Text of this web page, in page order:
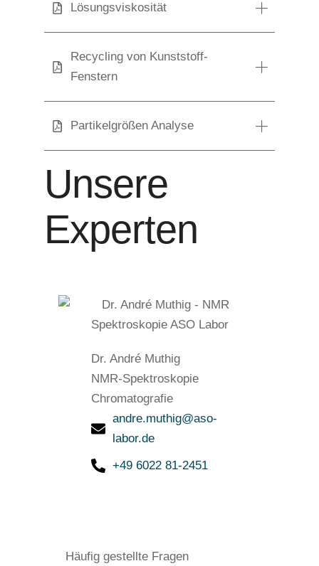
Lösungsviskosität
Recycling von Kunststoff-
Fenstern
Partikelgrößen Analyse
Unsere
Experten
Dr. André Muthig
NMR-Spektroskopie
Chromatografie
andre.muthig@aso-
labor.de
+49 6022 81-2451
Häufig gestellte Fragen